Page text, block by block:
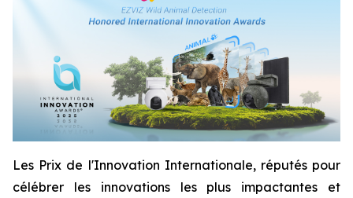
Les Prix de l'Innovation Internationale, réputés pour
célébrer les innovations les plus impactantes et